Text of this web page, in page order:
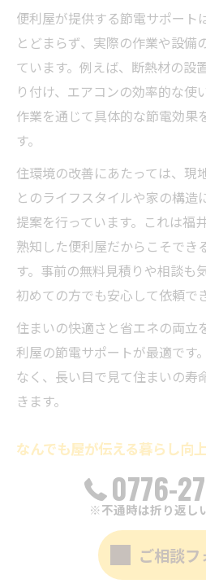
便利屋が提供する節電サポート
とどまらず、実際の作業や設備
ています。例えば、断熱材の設
り付け、エアコンの効率的な使
作業を通じて具体的な節電効果
す。
住環境の改善にあたっては、現
とのライフスタイルや家の構造
提案を行っています。これは福
熟知した便利屋だからこそでき
す。事前の無料見積りや相談も
初めての方でも安心して依頼で
住まいの快適さと省エネの両立
利屋の節電サポートが最適です
なく、長い目で見て住まいの寿
きます。
なんでも屋が伝える暮らし向
なんでも屋として幅広い依頼に
暮らし全体を見直す視点から節
たとえば、家事の動線を見直し
たり、不要なコンセントを抜く
駄な電力消費を防ぐことができ
0776-
※不通時は折り返し
ご相談フ